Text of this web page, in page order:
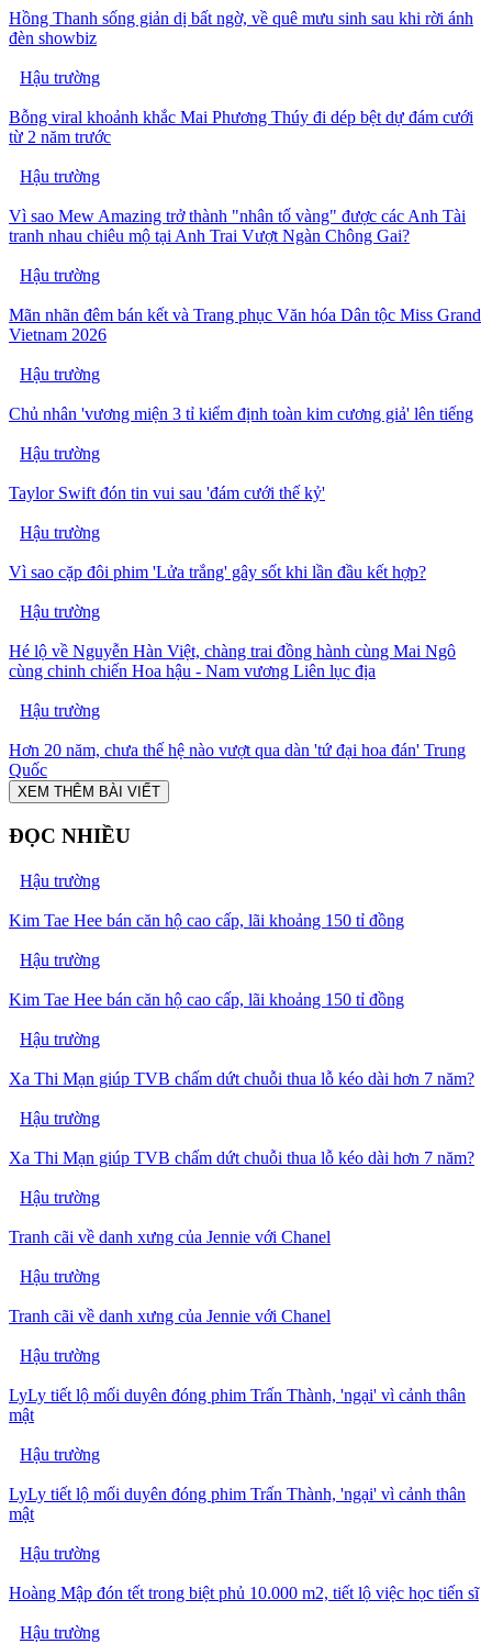
Hồng Thanh sống giản dị bất ngờ, về quê mưu sinh sau khi rời ánh
đèn showbiz
Hậu trường
Bỗng viral khoảnh khắc Mai Phương Thúy đi dép bệt dự đám cưới
từ 2 năm trước
Hậu trường
Vì sao Mew Amazing trở thành "nhân tố vàng" được các Anh Tài
tranh nhau chiêu mộ tại Anh Trai Vượt Ngàn Chông Gai?
Hậu trường
Mãn nhãn đêm bán kết và Trang phục Văn hóa Dân tộc Miss Grand
Vietnam 2026
Hậu trường
Chủ nhân 'vương miện 3 tỉ kiểm định toàn kim cương giả' lên tiếng
Hậu trường
Taylor Swift đón tin vui sau 'đám cưới thế kỷ'
Hậu trường
Vì sao cặp đôi phim 'Lửa trắng' gây sốt khi lần đầu kết hợp?
Hậu trường
Hé lộ về Nguyễn Hàn Việt, chàng trai đồng hành cùng Mai Ngô
cùng chinh chiến Hoa hậu - Nam vương Liên lục địa
Hậu trường
Hơn 20 năm, chưa thế hệ nào vượt qua dàn 'tứ đại hoa đán' Trung
Quốc
XEM THÊM BÀI VIẾT
ĐỌC NHIỀU
Hậu trường
Kim Tae Hee bán căn hộ cao cấp, lãi khoảng 150 tỉ đồng
Hậu trường
Kim Tae Hee bán căn hộ cao cấp, lãi khoảng 150 tỉ đồng
Hậu trường
Xa Thi Mạn giúp TVB chấm dứt chuỗi thua lỗ kéo dài hơn 7 năm?
Hậu trường
Xa Thi Mạn giúp TVB chấm dứt chuỗi thua lỗ kéo dài hơn 7 năm?
Hậu trường
Tranh cãi về danh xưng của Jennie với Chanel
Hậu trường
Tranh cãi về danh xưng của Jennie với Chanel
Hậu trường
LyLy tiết lộ mối duyên đóng phim Trấn Thành, 'ngại' vì cảnh thân
mật
Hậu trường
LyLy tiết lộ mối duyên đóng phim Trấn Thành, 'ngại' vì cảnh thân
mật
Hậu trường
Hoàng Mập đón tết trong biệt phủ 10.000 m2, tiết lộ việc học tiến sĩ
Hậu trường